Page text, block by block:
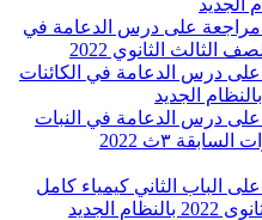
مراجعة على درس الدعامة في
الثالث الثانوي 2022
على درس الدعامة في الكائنات
على درس الدعامة في النبات
٣ث 2022
على الباب الثاني كيمياء كامل
الجديد